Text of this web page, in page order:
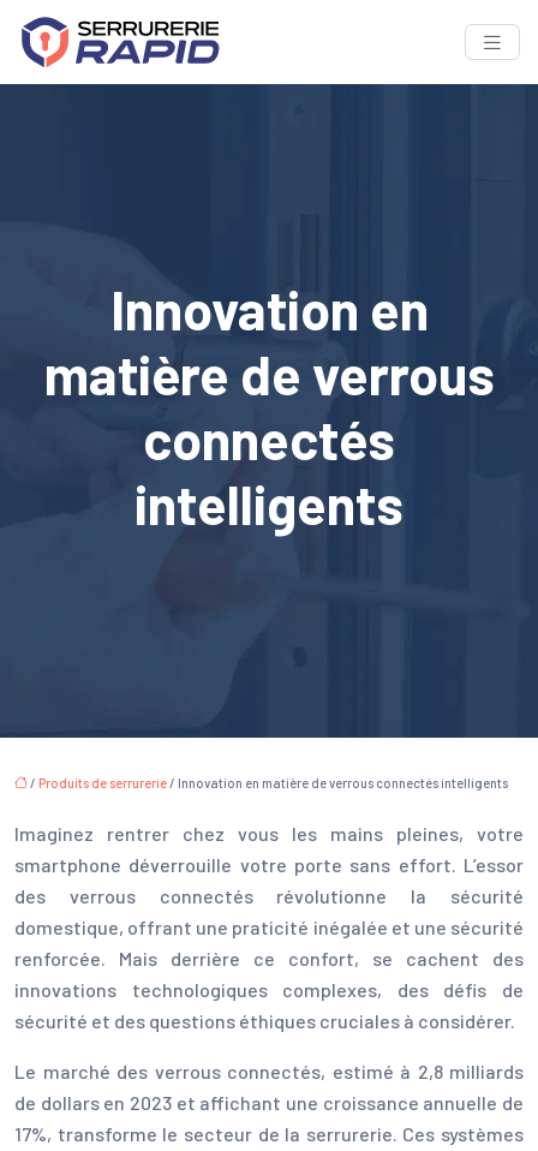
Innovation en
matière de verrous
connectés
intelligents
/ Produits de serrurerie / Innovation en matière de verrous connectés intelligents
Imaginez rentrer chez vous les mains pleines, votre
smartphone déverrouille votre porte sans effort. L’essor
des verrous connectés révolutionne la sécurité
domestique, offrant une praticité inégalée et une sécurité
renforcée. Mais derrière ce confort, se cachent des
innovations technologiques complexes, des défis de
sécurité et des questions éthiques cruciales à considérer.
Le marché des verrous connectés, estimé à 2,8 milliards
de dollars en 2023 et affichant une croissance annuelle de
17%, transforme le secteur de la serrurerie. Ces systèmes